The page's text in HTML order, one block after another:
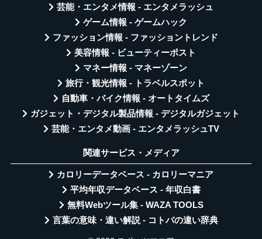
芸能・エンタメ情報 - エンタメラッシュ
ゲーム情報 - ゲームハック
ファッション情報 - ファッショントレンド
美容情報 - ビューティーポスト
マネー情報 - マネーゾーン
旅行・観光情報 - トラベルスポット
自動車・バイク情報 - オートタイムズ
ガジェット・デジタル製品情報 - デジタルガジェット
芸能・エンタメ動画 - エンタメラッシュTV
関連サービス・メディア
カロリーデータベース - カロリーマニア
平均年収データベース - 年収白書
無料Webツール集 - WAZA TOOLS
言葉の意味・違い解説 - コトバの違い辞典